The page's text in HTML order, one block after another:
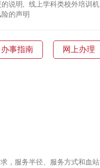
说明, 线上学科类校外培训机
的声明
办事指南 网上办理
，服务半径、服务方式和血站